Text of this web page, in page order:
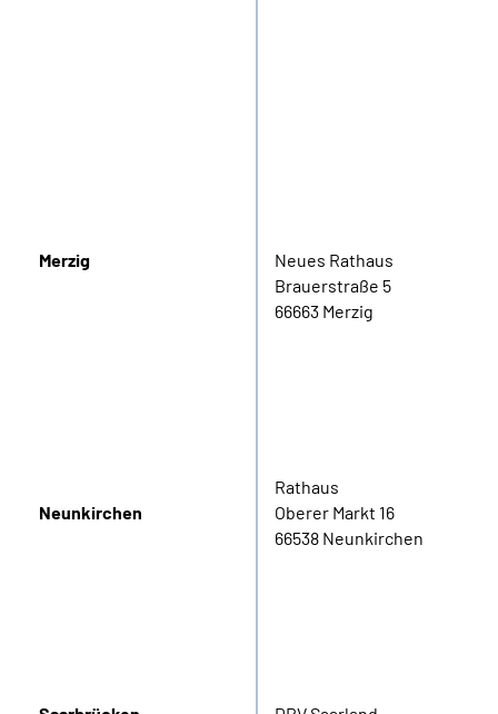
Merzig
Neues Rathaus
Brauerstraße 5
66663 Merzig
Neunkirchen
Rathaus
Oberer Markt 16
66538 Neunkirchen